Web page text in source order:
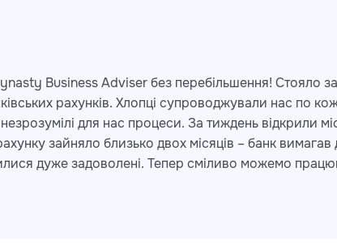
Business Adviser без перебільшення! Стояло
рахунків. Хлопці супроводжували нас по
для нас процеси. За тиждень відкрили
зайняло близько двох місяців – банк вимагав
дуже задоволені. Тепер сміливо можемо